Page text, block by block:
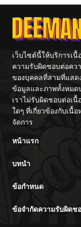
เว็บไซต์นี้ให้บริการเ
ความรับผิดชอบต่อคว
ของบุคคลที่สามที่แสด
ข้อมูลและภาพทั้งหมด
เราไม่รับผิดชอบต่อเ
ใดๆ ที่เกี่ยวข้องกับเนื้
จัดการ
หน้าแรก
บทนำ
ข้อกำหนด
ข้อจำกัดความรับผิดช